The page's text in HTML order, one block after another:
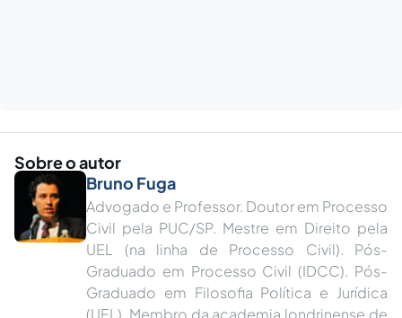
Sobre o autor
Bruno Fuga
Advogado e Professor. Doutor em Processo
Civil pela PUC/SP. Mestre em Direito pela
UEL (na linha de Processo Civil). Pós-
Graduado em Processo Civil (IDCC). Pós-
Graduado em Filosofia Política e Jurídica
(UEL). Membro da academia londrinense de